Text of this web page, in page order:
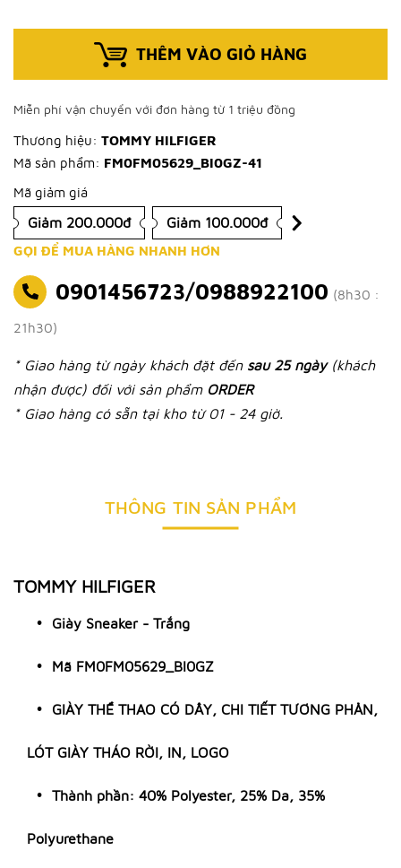
THÊM VÀO GIỎ HÀNG
Miễn phí vận chuyển với đơn hàng từ 1 triệu đồng
Thương hiệu: TOMMY HILFIGER
Mã sản phẩm: FM0FM05629_BI0GZ-41
Mã giảm giá
Giảm 200.000đ Giảm 100.000đ
GỌI ĐỂ MUA HÀNG NHANH HƠN
0901456723/0988922100 (8h30 :
21h30)
* Giao hàng từ ngày khách đặt đến sau 25 ngày (khách
nhận được) đối với sản phẩm ORDER
* Giao hàng có sẵn tại kho từ 01 - 24 giờ.
THÔNG TIN SẢN PHẨM
TOMMY HILFIGER
Giày Sneaker - Trắng
Mã FM0FM05629_BI0GZ
GIÀY THỂ THAO CÓ DÂY, CHI TIẾT TƯƠNG PHẢN,
LÓT GIÀY THÁO RỜI, IN, LOGO
Thành phần: 40% Polyester, 25% Da, 35%
Polyurethane